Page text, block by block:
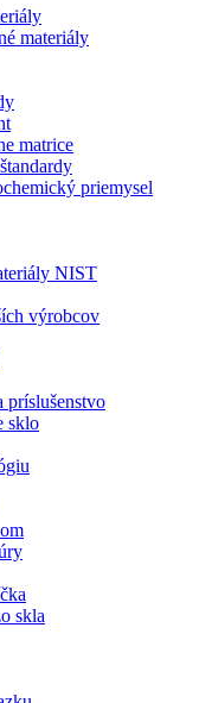
materiály
matrice
priemysel
NIST
výrobcov
príslušenstvo
sklo
skla